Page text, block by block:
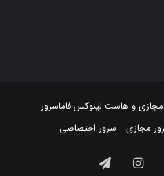
و هاست لینوکسفاماسرور
مجازی سرور اختصاصی
ایکس اینستاگرام